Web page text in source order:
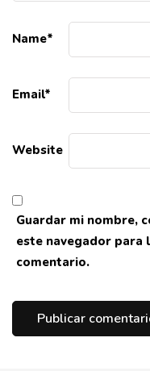
Name*
Email*
Website
Guardar mi nombre,
este navegador para
comentario.